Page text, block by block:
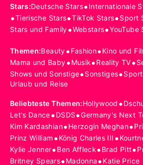
Stars:Deutsche Stars•Internationale
•Tierische Stars•TikTok Stars•Sport
Stars und Family•Webstars•YouTube
Themen:Beauty•Fashion•Kino und
Mama und Baby•Musik•Reality TV•
Shows und Sonstige•Sonstiges•
Urlaub und Reise
Beliebteste Themen:Hollywood •
Let's Dance•DSDS•Germany's Next
Kim Kardashian•Herzogin Meghan•
Prinz William •König Charles III •
Kylie Jenner•Ben Affleck•Brad Pitt•
Britney Spears•Madonna•Katie Price